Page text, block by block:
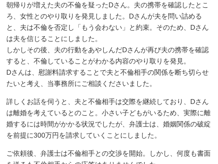
朝帰りが増えた夫の不倫を疑ったDさん。夫の携帯を確認したとこ
ろ、女性とのやり取りを発見しました。Dさんが夫を問い詰める
と、夫は不倫を否定し「もう会わない」と約束。そのため、Dさん
は夫を信じることにしました。
しかしその後、夫の行動をあやしんだDさんが再び夫の携帯を確認
すると、不倫していることがわかる内容のやり取りを発見。
Dさんは、慰謝料請求することで夫と不倫相手の関係を断ち切らせ
たいと考え、当事務所にご相談くださいました。
詳しくお話を伺うと、夫と不倫相手は交際を継続しており、Dさん
は離婚を考えているとのこと。小さい子どもがいるため、実際に離
婚するには時間がかかる状況でしたが、弁護士は、婚姻関係の破綻
を前提に300万円を請求していくことにしました。
ご依頼後、弁護士は不倫相手との交渉を開始。しかし、何度も書面